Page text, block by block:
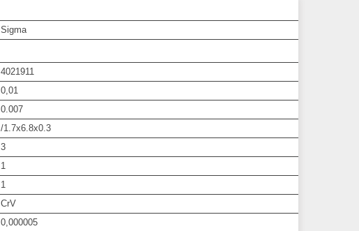
Sigma
4021911
0,01
0.007
/1.7x6.8x0.3
3
1
1
CrV
0,000005